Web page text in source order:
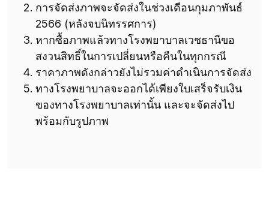
การจัดส่งภาพจะจัดส่งในช่วงเดือนกุมภาพันธ์
2566 (หลังจบนิทรรศการ)
หากซื้อภาพแล้วทางโรงพยาบาลเวชธานีขอ
สงวนสิทธิ์ในการเปลี่ยนหรือคืนในทุกกรณี
ราคาภาพดังกล่าวยังไม่รวมค่าดำเนินการจัดส่ง
ทางโรงพยาบาลจะออกได้เพียงใบเสร็จรับเงิน
ของทางโรงพยาบาลเท่านั้น และจะจัดส่งไป
พร้อมกับรูปภาพ